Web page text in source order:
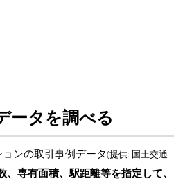
ータを調べる
ンの取引事例データ(提供: 国土交通
、専有面積、駅距離等を指定して、